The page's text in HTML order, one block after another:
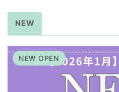
NEW
NEW OPEN